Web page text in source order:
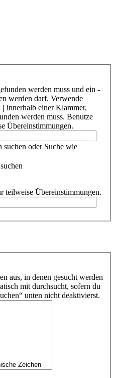
werden muss und ein -
werden darf. Verwende
| innerhalb einer Klammer,
werden muss. Benutze
Übereinstimmungen.
oder Suche wie
teilweise Übereinstimmungen.
aus, in denen gesucht werden
mit durchsucht, sofern du
unten nicht deaktivierst.